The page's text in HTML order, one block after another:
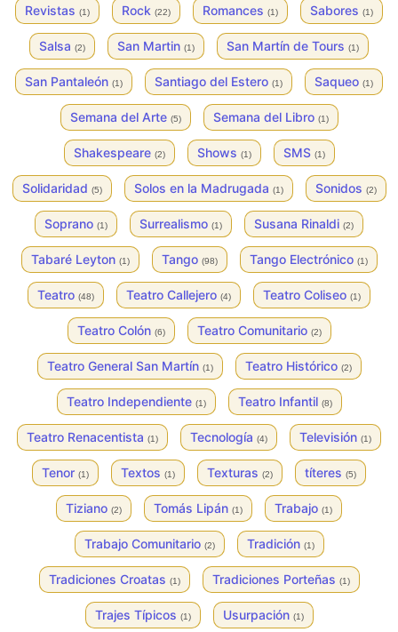
Revistas (1) Rock (22) Romances (1) Sabores (1)
Salsa (2) San Martin (1) San Martín de Tours (1)
San Pantaleón (1) Santiago del Estero (1) Saqueo (1)
Semana del Arte (5) Semana del Libro (1)
Shakespeare (2) Shows (1) SMS (1)
Solidaridad (5) Solos en la Madrugada (1) Sonidos (2)
Soprano (1) Surrealismo (1) Susana Rinaldi (2)
Tabaré Leyton (1) Tango (98) Tango Electrónico (1)
Teatro (48) Teatro Callejero (4) Teatro Coliseo (1)
Teatro Colón (6) Teatro Comunitario (2)
Teatro General San Martín (1) Teatro Histórico (2)
Teatro Independiente (1) Teatro Infantil (8)
Teatro Renacentista (1) Tecnología (4) Televisión (1)
Tenor (1) Textos (1) Texturas (2) títeres (5)
Tiziano (2) Tomás Lipán (1) Trabajo (1)
Trabajo Comunitario (2) Tradición (1)
Tradiciones Croatas (1) Tradiciones Porteñas (1)
Trajes Típicos (1) Usurpación (1)